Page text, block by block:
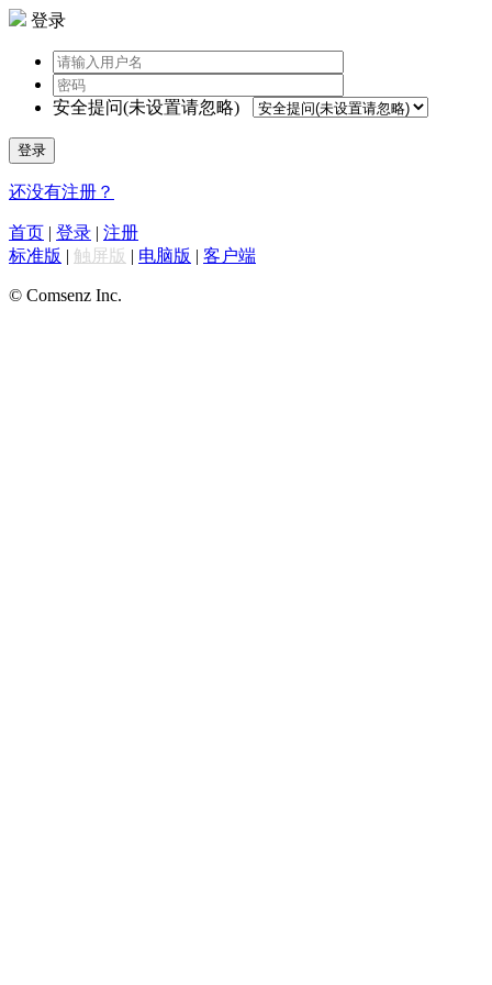
登录
安全提问(未设置请忽略)
登录
还没有注册？
首页 | 登录 | 注册
标准版 | 触屏版 | 电脑版 | 客户端
© Comsenz Inc.